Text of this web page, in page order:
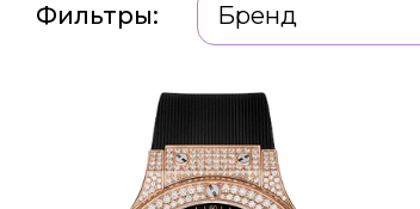
Фильтры: Бренд